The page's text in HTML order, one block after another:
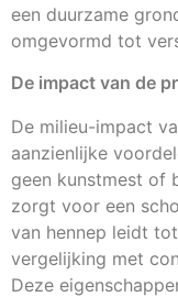
een duurzame
omgevormd tot
De impact van de
De milieu-impact
aanzienlijke
geen kunstmest of
zorgt voor een
van hennep leidt
vergelijking met
Deze